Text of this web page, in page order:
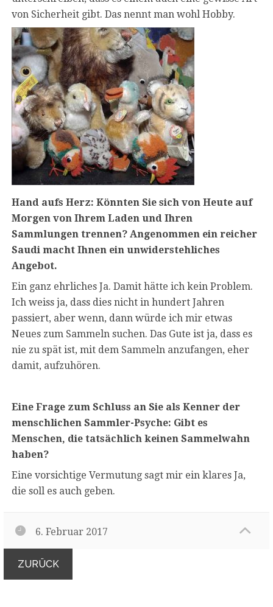
von Sicherheit gibt. Das nennt man wohl Hobby.
Hand aufs Herz: Könnten Sie sich von Heute auf
Morgen von Ihrem Laden und Ihren
Sammlungen trennen? Angenommen ein reicher
Saudi macht Ihnen ein unwiderstehliches
Angebot.
Ein ganz ehrliches Ja. Damit hätte ich kein Problem.
Ich weiss ja, dass dies nicht in hundert Jahren
passiert, aber wenn, dann würde ich mir etwas
Neues zum Sammeln suchen. Das Gute ist ja, dass es
nie zu spät ist, mit dem Sammeln anzufangen, eher
damit, aufzuhören.
Eine Frage zum Schluss an Sie als Kenner der
menschlichen Sammler-Psyche: Gibt es
Menschen, die tatsächlich keinen Sammelwahn
haben?
Eine vorsichtige Vermutung sagt mir ein klares Ja,
die soll es auch geben.
6. Februar 2017
ZURÜCK